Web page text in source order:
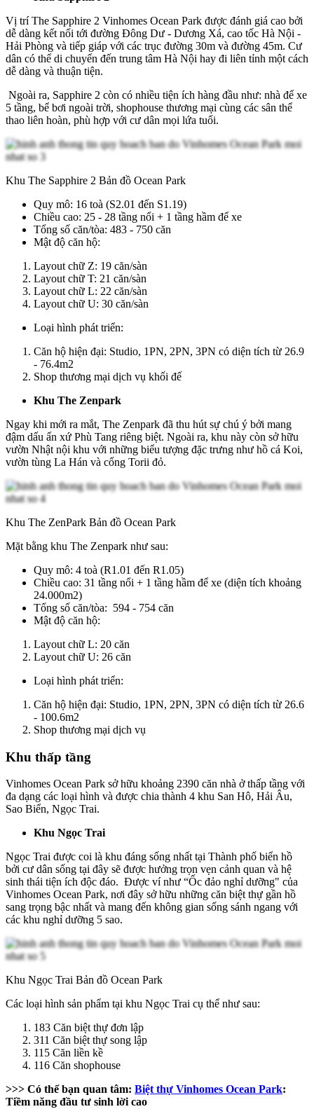
Vị trí The Sapphire 2 Vinhomes Ocean Park được đánh giá cao bởi
dễ dàng kết nối tới đường Đông Dư - Dương Xá, cao tốc Hà Nội -
Hải Phòng và tiếp giáp với các trục đường 30m và đường 45m. Cư
dân có thể di chuyển đến trung tâm Hà Nội hay đi liên tỉnh một cách
dễ dàng và thuận tiện.
Ngoài ra, Sapphire 2 còn có nhiều tiện ích hàng đầu như: nhà để xe
5 tầng, bể bơi ngoài trời, shophouse thương mại cùng các sân thể
thao liên hoàn, phù hợp với cư dân mọi lứa tuổi.
Khu The Sapphire 2 Bản đồ Ocean Park
Quy mô: 16 toà (S2.01 đến S1.19)
Chiều cao: 25 - 28 tầng nổi + 1 tầng hầm để xe
Tổng số căn/tòa: 483 - 750 căn
Mật độ căn hộ:
Layout chữ Z: 19 căn/sàn
Layout chữ T: 21 căn/sàn
Layout chữ L: 22 căn/sàn
Layout chữ U: 30 căn/sàn
Loại hình phát triển:
Căn hộ hiện đại: Studio, 1PN, 2PN, 3PN có diện tích từ 26.9
- 76.4m2
Shop thương mại dịch vụ khối đế
Khu The Zenpark
Ngay khi mới ra mắt, The Zenpark đã thu hút sự chú ý bởi mang
đậm dấu ấn xứ Phù Tang riêng biệt. Ngoài ra, khu này còn sở hữu
vườn Nhật nội khu với những biểu tượng đặc trưng như hồ cá Koi,
vườn tùng La Hán và cổng Torii đỏ.
Khu The ZenPark Bản đồ Ocean Park
Mặt bằng khu The Zenpark như sau:
Quy mô: 4 toà (R1.01 đến R1.05)
Chiều cao: 31 tầng nổi + 1 tầng hầm để xe (diện tích khoảng
24.000m2)
Tổng số căn/tòa: 594 - 754 căn
Mật độ căn hộ:
Layout chữ L: 20 căn
Layout chữ U: 26 căn
Loại hình phát triển:
Căn hộ hiện đại: Studio, 1PN, 2PN, 3PN có diện tích từ 26.6
- 100.6m2
Shop thương mại dịch vụ
Khu thấp tầng
Vinhomes Ocean Park sở hữu khoảng 2390 căn nhà ở thấp tầng với
đa dạng các loại hình và được chia thành 4 khu San Hô, Hải Âu,
Sao Biển, Ngọc Trai.
Khu Ngọc Trai
Ngọc Trai được coi là khu đáng sống nhất tại Thành phố biển hồ
bởi cư dân sống tại đây sẽ được hưởng trọn vẹn cảnh quan và hệ
sinh thái tiện ích độc đáo. Được ví như “Ốc đảo nghỉ dưỡng" của
Vinhomes Ocean Park, nơi đây sở hữu những căn biệt thự gần hồ
sang trọng bậc nhất và mang đến không gian sống sánh ngang với
các khu nghỉ dưỡng 5 sao.
Khu Ngọc Trai Bản đồ Ocean Park
Các loại hình sản phẩm tại khu Ngọc Trai cụ thể như sau:
183 Căn biệt thự đơn lập
311 Căn biệt thự song lập
115 Căn liền kề
116 Căn shophouse
>>> Có thể bạn quan tâm: Biệt thự Vinhomes Ocean Park:
Tiềm năng đầu tư sinh lời cao